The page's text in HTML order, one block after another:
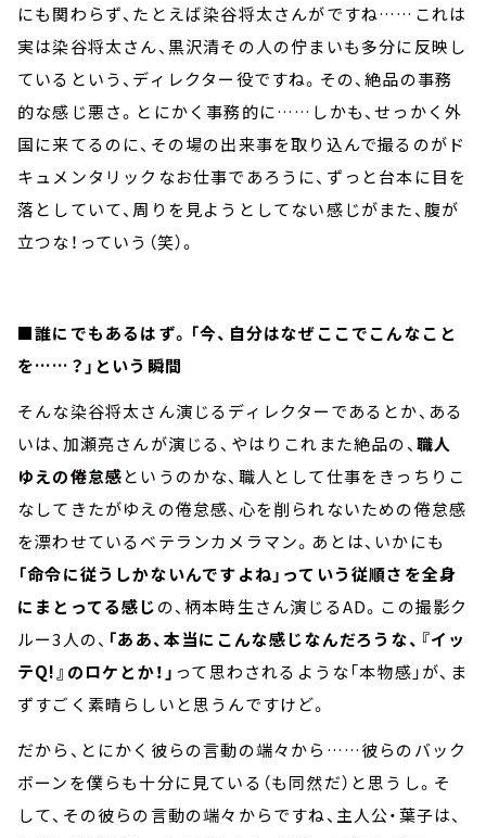
にも関わらず、たとえば染谷将太さんがですね……これは
実は染谷将太さん、黒沢清その人の佇まいも多分に反映し
ているという、ディレクター役ですね。その、絶品の事務
的な感じ悪さ。とにかく事務的に……しかも、せっかく外
国に来てるのに、その場の出来事を取り込んで撮るのがド
キュメンタリックなお仕事であろうに、ずっと台本に目を
落としていて、周りを見ようとしてない感じがまた、腹が
立つな！っていう（笑）。
■誰にでもあるはず。「今、自分はなぜここでこんなこと
を……？」という瞬間
そんな染谷将太さん演じるディレクターであるとか、ある
いは、加瀬亮さんが演じる、やはりこれまた絶品の、 職人
ゆえの倦怠感というのかな、職人として仕事をきっちりこ
なしてきたがゆえの倦怠感、心を削られないための倦怠感
を漂わせているベテランカメラマン。あとは、いかにも
「命令に従うしかないんですよね」っていう従順さを全身
にまとってる感じの、柄本時生さん演じるAD。この撮影ク
ルー3人の、 「ああ、本当にこんな感じなんだろうな、『イッ
テQ!』のロケとか！」 って思わされるような「本物感」が、ま
ずすごく素晴らしいと思うんですけど。
だから、とにかく彼らの言動の端々から……彼らのバック
ボーンを僕らも十分に見ている（も同然だ）と思うし。そ
して、その彼らの言動の端々からですね、主人公・葉子は、